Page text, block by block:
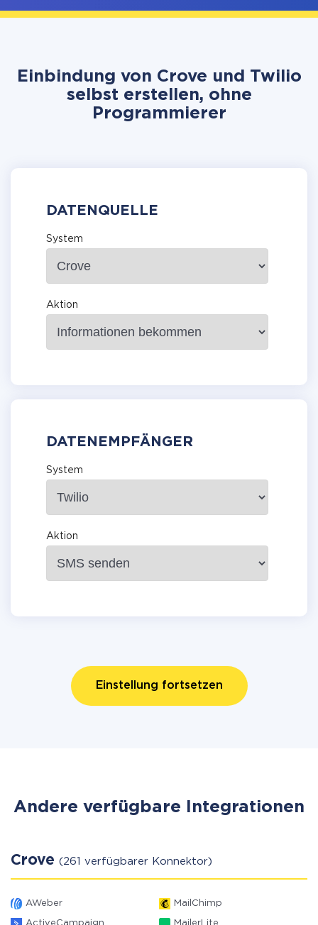
Einbindung von Crove und Twilio
selbst erstellen, ohne
Programmierer
DATENQUELLE
System
Aktion
DATENEMPFÄNGER
System
Aktion
Einstellung fortsetzen
Andere verfügbare Integrationen
Crove (261 verfügbarer Konnektor)
AWeber MailChimp
ActiveCampaign MailerLite